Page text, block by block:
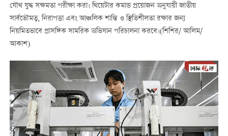
যৌথ যুদ্ধ সক্ষমতা পরীক্ষা করা। থিয়েটার কমান্ড প্রয়োজন অনুযায়ী জাতীয়
সার্বভৌমত্ব, নিরাপত্তা এবং আঞ্চলিক শান্তি ও স্থিতিশীলতা রক্ষার জন্য
নিয়মিতভাবে প্রাসঙ্গিক সামরিক অভিযান পরিচালনা করবে।(শিশির/ আলিম/
আকাশ)